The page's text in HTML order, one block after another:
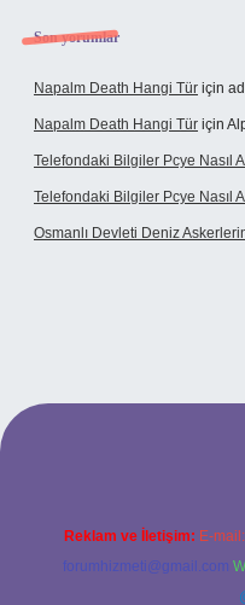
Son yorumlar
Napalm Death Hangi Tür için
Napalm Death Hangi Tür için
Telefondaki Bilgiler Pcye Nasıl
Telefondaki Bilgiler Pcye Nasıl
Osmanlı Devleti Deniz
giriş
Reklam ve İletişim: E-mail:
forumhizmeti@gmail.com